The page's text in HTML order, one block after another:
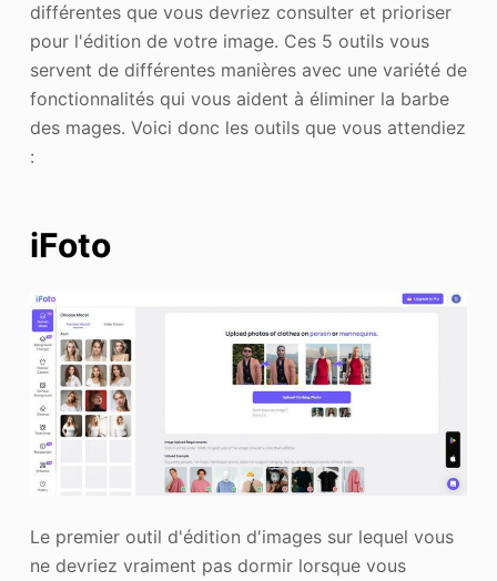
différentes que vous devriez consulter et prioriser
pour l'édition de votre image. Ces 5 outils vous
servent de différentes manières avec une variété de
fonctionnalités qui vous aident à éliminer la barbe
des mages. Voici donc les outils que vous attendiez
:
iFoto
Le premier outil d'édition d'images sur lequel vous
ne devriez vraiment pas dormir lorsque vous